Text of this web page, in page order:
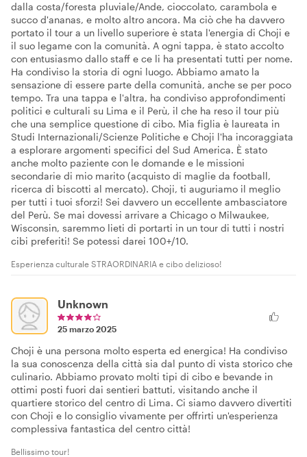
dalla costa/foresta pluviale/Ande, cioccolato, carambola e
succo d'ananas, e molto altro ancora. Ma ciò che ha davvero
portato il tour a un livello superiore è stata l'energia di Choji e
il suo legame con la comunità. A ogni tappa, è stato accolto
con entusiasmo dallo staff e ce li ha presentati tutti per nome.
Ha condiviso la storia di ogni luogo. Abbiamo amato la
sensazione di essere parte della comunità, anche se per poco
tempo. Tra una tappa e l'altra, ha condiviso approfondimenti
politici e culturali su Lima e il Perù, il che ha reso il tour più
che una semplice questione di cibo. Mia figlia è laureata in
Studi Internazionali/Scienze Politiche e Choji l'ha incoraggiata
a esplorare argomenti specifici del Sud America. È stato
anche molto paziente con le domande e le missioni
secondarie di mio marito (acquisto di maglie da football,
ricerca di biscotti al mercato). Choji, ti auguriamo il meglio
per tutti i tuoi sforzi! Sei davvero un eccellente ambasciatore
del Perù. Se mai dovessi arrivare a Chicago o Milwaukee,
Wisconsin, saremmo lieti di portarti in un tour di tutti i nostri
cibi preferiti! Se potessi darei 100+/10.
Esperienza culturale STRAORDINARIA e cibo delizioso!
Unknown
25 marzo 2025
Choji è una persona molto esperta ed energica! Ha condiviso
la sua conoscenza della città sia dal punto di vista storico che
culinario. Abbiamo provato molti tipi di cibo e bevande in
ottimi posti fuori dai sentieri battuti, visitando anche il
quartiere storico del centro di Lima. Ci siamo davvero divertiti
con Choji e lo consiglio vivamente per offrirti un'esperienza
complessiva fantastica del centro città!
Bellissimo tour!